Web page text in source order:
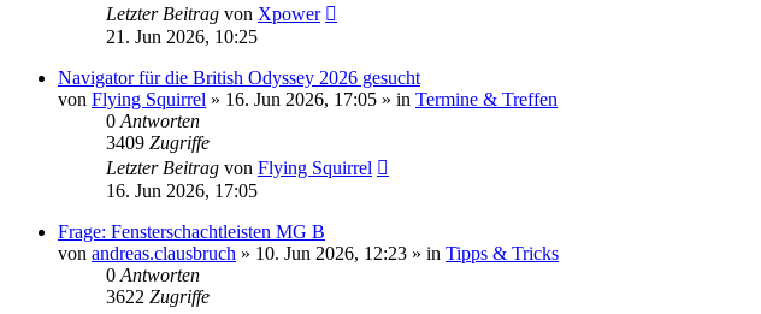
Letzter Beitrag von Xpower
21. Jun 2026, 10:25
Navigator für die British Odyssey 2026 gesucht
von Flying Squirrel » 16. Jun 2026, 17:05 » in Termine & Treffen
0 Antworten
3409 Zugriffe
Letzter Beitrag von Flying Squirrel
16. Jun 2026, 17:05
Frage: Fensterschachtleisten MG B
von andreas.clausbruch » 10. Jun 2026, 12:23 » in Tipps & Tricks
0 Antworten
3622 Zugriffe